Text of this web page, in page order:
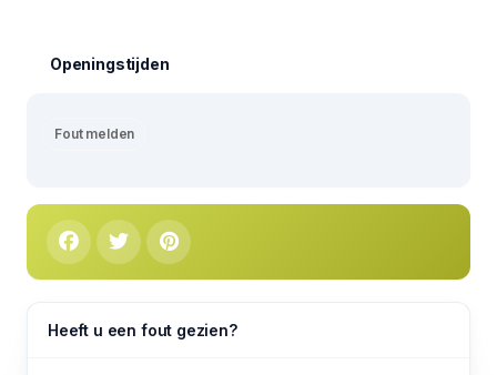
Openingstijden
Fout melden
Heeft u een fout gezien?